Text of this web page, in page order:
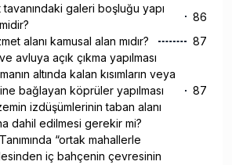
galeri boşluğu yapı
86
alanı kamusal alan mıdır?
87
avluya açık çıkma yapılması
altında kalan kısımların veya
bağlayan köprüler yapılması
izdüşümlerinin taban alanı
dahil edilmesi gerekir mi?
87
“ortak mahallerle
iç bahçenin çevresinin